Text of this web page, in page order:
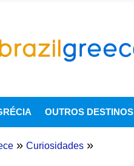
OUTROS DESTINOS
» Curiosidades »